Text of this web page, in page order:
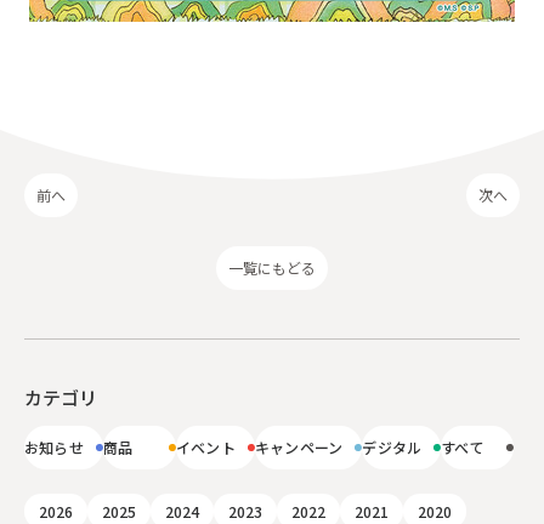
前へ
一覧にもどる
次へ
カテゴリ
お知らせ 商品 イベント キャンペーン デジタル すべて
2026 2025 2024 2023 2022 2021
2020